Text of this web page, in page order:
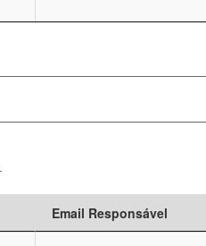
Email Responsável